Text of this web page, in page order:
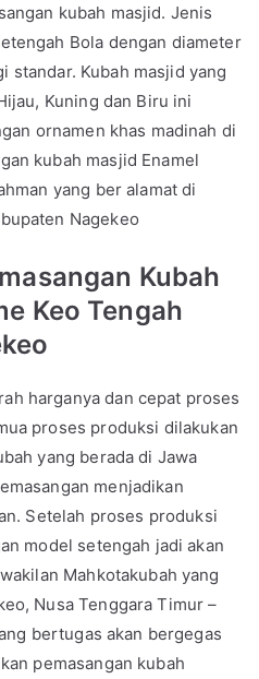
kubah masjid. Jenis
Bola dengan diameter
standar. Kubah masjid yang
Kuning dan Biru ini
ornamen khas madinah di
kubah masjid Enamel
yang ber alamat di
Nagekeo
Kubah
Keo Tengah
harganya dan cepat proses
proses produksi dilakukan
yang berada di Jawa
menjadikan
Setelah proses produksi
model setengah jadi akan
Mahkotakubah yang
Nusa Tenggara Timur –
bertugas akan bergegas
pemasangan kubah